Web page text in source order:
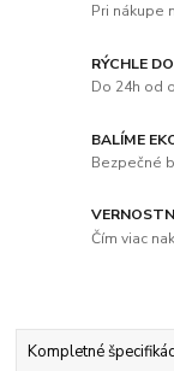
Pri nákupe
RÝCHLE
Do 24h od
BALÍME
Bezpečné
Čím viac
Kompletné